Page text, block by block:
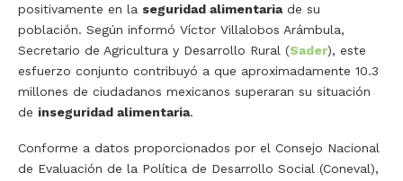
positivamente en la seguridad alimentariade su
población. Según informó Víctor Villalobos Arámbula,
Secretario de Agricultura y Desarrollo Rural (Sader), este
esfuerzo conjunto contribuyó a que aproximadamente 10.3
millones de ciudadanos mexicanos superaran su situación
de inseguridad alimentaria.
Conforme a datos proporcionados por el Consejo Nacional
de Evaluación de la Política de Desarrollo Social (Coneval),